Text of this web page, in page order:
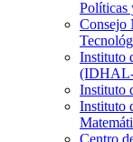
Políticas
Consejo
Instituto
Instituto
Instituto
Centro